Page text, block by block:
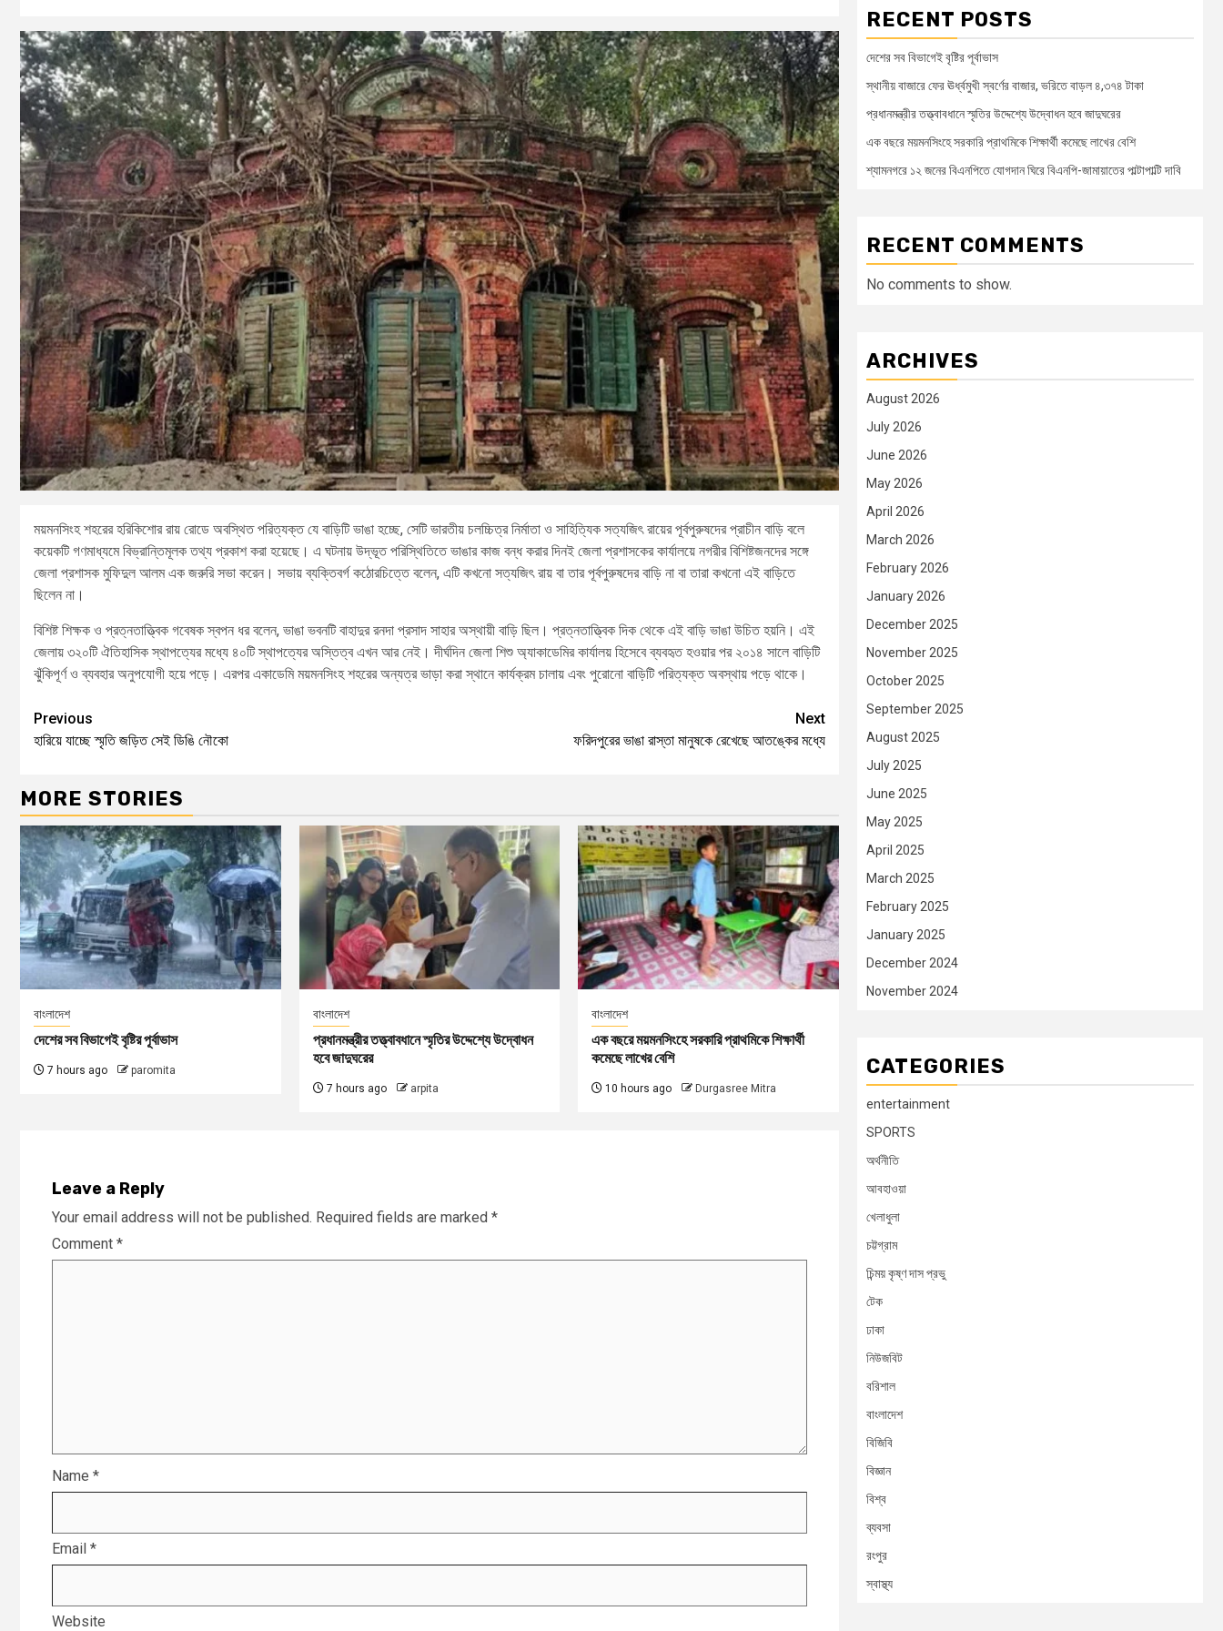
ময়মনসিংহ শহরের হরিকিশোর রায় রোডে অবস্থিত পরিত্যক্ত যে বাড়িটি ভাঙা হচ্ছে, সেটি ভারতীয় চলচ্চিত্র নির্মাতা ও সাহিত্যিক সত্যজিৎ রায়ের পূর্বপুরুষদের প্রাচীন বাড়ি বলে
কয়েকটি গণমাধ্যমে বিভ্রান্তিমূলক তথ্য প্রকাশ করা হয়েছে। এ ঘটনায় উদ্ভূত পরিস্থিতিতে ভাঙার কাজ বন্ধ করার দিনই জেলা প্রশাসকের কার্যালয়ে নগরীর বিশিষ্টজনদের সঙ্গে
জেলা প্রশাসক মুফিদুল আলম এক জরুরি সভা করেন। সভায় ব্যক্তিবর্গ কঠোরচিত্তে বলেন, এটি কখনো সত্যজিৎ রায় বা তার পূর্বপুরুষদের বাড়ি না বা তারা কখনো এই বাড়িতে
ছিলেন না।
বিশিষ্ট শিক্ষক ও প্রত্নতাত্ত্বিক গবেষক স্বপন ধর বলেন, ভাঙা ভবনটি বাহাদুর রনদা প্রসাদ সাহার অস্থায়ী বাড়ি ছিল। প্রত্নতাত্ত্বিক দিক থেকে এই বাড়ি ভাঙা উচিত হয়নি। এই
জেলায় ৩২০টি ঐতিহাসিক স্থাপত্যের মধ্যে ৪০টি স্থাপত্যের অস্তিত্ব এখন আর নেই। দীর্ঘদিন জেলা শিশু অ্যাকাডেমির কার্যালয় হিসেবে ব্যবহৃত হওয়ার পর ২০১৪ সালে বাড়িটি
ঝুঁকিপূর্ণ ও ব্যবহার অনুপযোগী হয়ে পড়ে। এরপর একাডেমি ময়মনসিংহ শহরের অন্যত্র ভাড়া করা স্থানে কার্যক্রম চালায় এবং পুরোনো বাড়িটি পরিত্যক্ত অবস্থায় পড়ে থাকে।
Previous
হারিয়ে যাচ্ছে স্মৃতি জড়িত সেই ডিঙি নৌকো
Next
ফরিদপুরের ভাঙা রাস্তা মানুষকে রেখেছে আতঙ্কের মধ্যে
MORE STORIES
বাংলাদেশ
দেশের সব বিভাগেই বৃষ্টির পূর্বাভাস
7 hours ago paromita
বাংলাদেশ
প্রধানমন্ত্রীর তত্ত্বাবধানে স্মৃতির উদ্দেশ্যে উদ্বোধন
হবে জাদুঘরের
7 hours ago arpita
বাংলাদেশ
এক বছরে ময়মনসিংহে সরকারি প্রাথমিকে শিক্ষার্থী
কমেছে লাখের বেশি
10 hours ago Durgasree Mitra
Leave a Reply
Your email address will not be published. Required fields are marked *
Comment *
Name *
Email *
Website
RECENT POSTS
দেশের সব বিভাগেই বৃষ্টির পূর্বাভাস
স্থানীয় বাজারে ফের ঊর্ধ্বমুখী স্বর্ণের বাজার, ভরিতে বাড়ল ৪,৩৭৪ টাকা
প্রধানমন্ত্রীর তত্ত্বাবধানে স্মৃতির উদ্দেশ্যে উদ্বোধন হবে জাদুঘরের
এক বছরে ময়মনসিংহে সরকারি প্রাথমিকে শিক্ষার্থী কমেছে লাখের বেশি
শ্যামনগরে ১২ জনের বিএনপিতে যোগদান ঘিরে বিএনপি-জামায়াতের পাল্টাপাল্টি দাবি
RECENT COMMENTS
No comments to show.
ARCHIVES
August 2026
July 2026
June 2026
May 2026
April 2026
March 2026
February 2026
January 2026
December 2025
November 2025
October 2025
September 2025
August 2025
July 2025
June 2025
May 2025
April 2025
March 2025
February 2025
January 2025
December 2024
November 2024
CATEGORIES
entertainment
SPORTS
অর্থনীতি
আবহাওয়া
খেলাধুলা
চট্টগ্রাম
চিন্ময় কৃষ্ণ দাস প্রভু
টেক
ঢাকা
নিউজবিট
বরিশাল
বাংলাদেশ
বিজিবি
বিজ্ঞান
বিশ্ব
ব্যবসা
রংপুর
স্বাস্থ্য